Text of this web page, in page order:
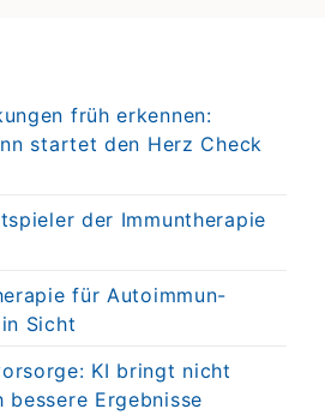
früh erkennen:
startet den Herz Check
der Immuntherapie
für Autoimmun-
Sicht
KI bringt nicht
bessere Ergebnisse